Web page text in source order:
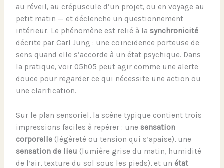
au réveil, au crépuscule d’un projet, ou en voyage au
petit matin — et déclenche un questionnement
intérieur. Le phénomène est relié à la synchronicité
décrite par Carl Jung : une coïncidence porteuse de
sens quand elle s’accorde à un état psychique. Dans
la pratique, voir 05h05 peut agir comme une alerte
douce pour regarder ce qui nécessite une action ou
une clarification.
Sur le plan sensoriel, la scène typique contient trois
impressions faciles à repérer : une sensation
corporelle (légèreté ou tension qui s’apaise), une
sensation de lieu (lumière grise du matin, humidité
de l’air, texture du sol sous les pieds), et un état